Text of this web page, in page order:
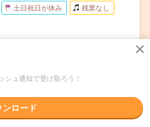
土日祝日が休み 残業なし
駅から---分／下大利駅から---分
時の間）▼選べるシフト例・7
シュ通知で受け取ろう！
ロード